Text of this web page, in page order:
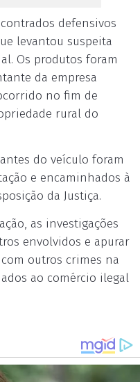
defensivos
levantou suspeita
Os produtos foram
da empresa
no fim de
rural do
do veículo foram
e encaminhados à
da Justiça.
as investigações
envolvidos e apurar
outros crimes na
ao comércio ilegal